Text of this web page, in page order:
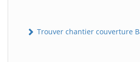
Trouver chantier couverture